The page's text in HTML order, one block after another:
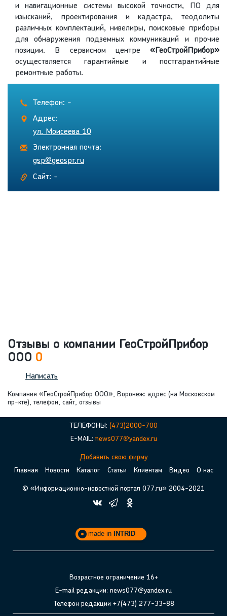
и навигационные системы высокой точности, ПО для
изысканий, проектирования и кадастра, теодолиты
различных комплектаций, нивелиры, поисковые приборы
для обнаружения подземных коммуникаций и прочие
позиции. В сервисном центре «ГеоСтройПрибор»
осуществляется гарантийные и постгарантийные
ремонтные работы.
Телефон: -
Адрес:
ул. Моисеева 10
Электронная почта:
gsp@geospr.ru
Сайт: -
Отзывы о компании ГеоСтройПрибор
ООО 0
Написать
Компания «ГеоСтройПрибор ООО», Воронеж: адрес (на Московском
пр-кте), телефон, сайт, отзывы
ТЕЛЕФОНЫ: (473)2000-700
E-MAIL: news077@yandex.ru
Добавить свою фирму
Главная
Новости Каталог Статьи Клиентам Видео О нас
© «Информационно-новостной портал 077.ru» 2004-2021
made in INTRID
Возрастное ограничение 16+
E-mail редакции: news077@yandex.ru
Телефон редакции +7(473) 277-33-88